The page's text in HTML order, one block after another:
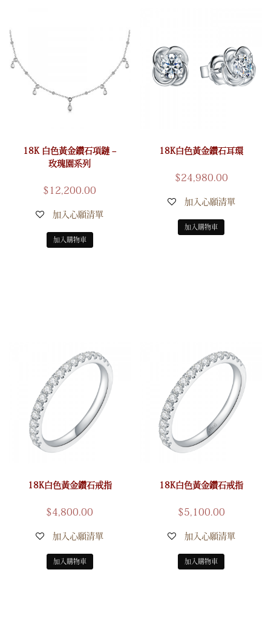
18K 白色黃金鑽石項鏈 –
玫瑰園系列
$ 12,200.00
加入心願清單
加入購物車
18K白色黃金鑽石耳環
$24,980.00
加入心願清單
加入購物車
18K白色黃金鑽石戒指
$4,800.00
加入心願清單
加入購物車
18K白色黃金鑽石戒指
$5,100.00
加入心願清單
加入購物車